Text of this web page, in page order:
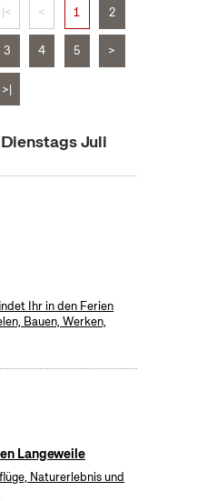
|< < 1 2
3 4 5 >
>|
Juli
Ihr in den Ferien
Bauen, Werken,
Langeweile
Naturerlebnis und